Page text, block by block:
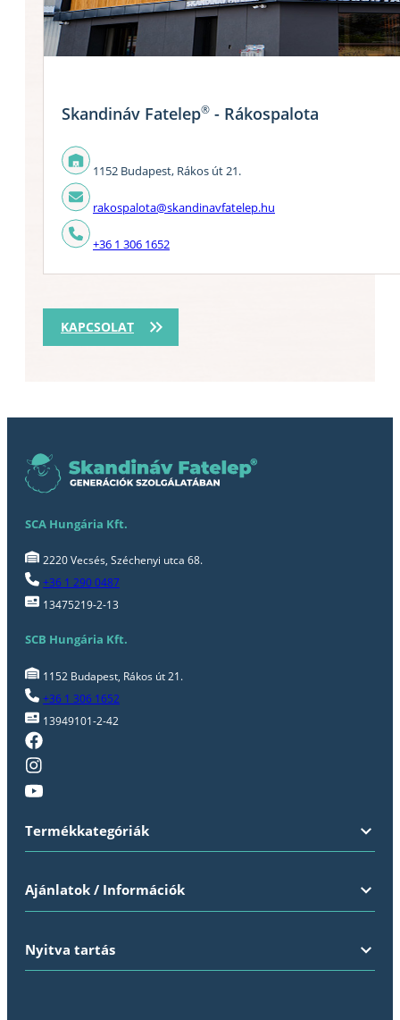
KAPCSOLAT
Skandináv Fatelep® - Rákospalota
1152 Budapest, Rákos út 21.
rakospalota@skandinavfatelep.hu
+36 1 306 1652
SCA Hungária Kft.
2220 Vecsés, Széchenyi utca 68.
+36 1 290 0487
13475219-2-13
SCB Hungária Kft.
1152 Budapest, Rákos út 21.
+36 1 306 1652
13949101-2-42
Termékkategóriák
Ajánlatok / Információk
Nyitva tartás